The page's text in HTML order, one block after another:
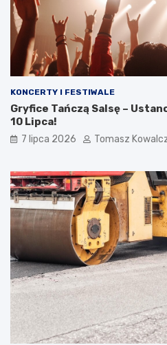
KONCERTY I FESTIWALE
Gryfice Tańczą Salsę –
10 Lipca!
7 lipca 2026 Tomasz